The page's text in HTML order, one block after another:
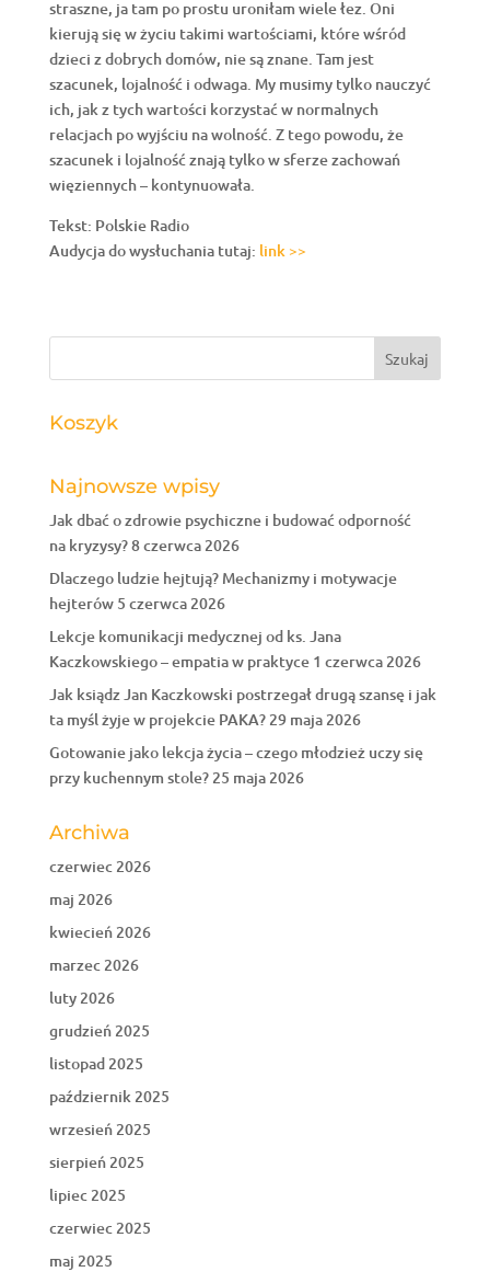
straszne, ja tam po prostu uroniłam wiele łez. Oni
kierują się w życiu takimi wartościami, które wśród
dzieci z dobrych domów, nie są znane. Tam jest
szacunek, lojalność i odwaga. My musimy tylko nauczyć
ich, jak z tych wartości korzystać w normalnych
relacjach po wyjściu na wolność. Z tego powodu, że
szacunek i lojalność znają tylko w sferze zachowań
więziennych – kontynuowała.
Tekst: Polskie Radio
Audycja do wysłuchania tutaj: link >>
Koszyk
Najnowsze wpisy
Jak dbać o zdrowie psychiczne i budować odporność
na kryzysy?8 czerwca 2026
Dlaczego ludzie hejtują? Mechanizmy i motywacje
hejterów 5 czerwca 2026
Lekcje komunikacji medycznej od ks. Jana
Kaczkowskiego – empatia w praktyce 1 czerwca 2026
Jak ksiądz Jan Kaczkowski postrzegał drugą szansę i jak
ta myśl żyje w projekcie PAKA? 29 maja 2026
Gotowanie jako lekcja życia – czego młodzież uczy się
przy kuchennym stole? 25 maja 2026
Archiwa
czerwiec 2026
maj 2026
kwiecień 2026
marzec 2026
luty 2026
grudzień 2025
listopad 2025
październik 2025
wrzesień 2025
sierpień 2025
lipiec 2025
czerwiec 2025
maj 2025